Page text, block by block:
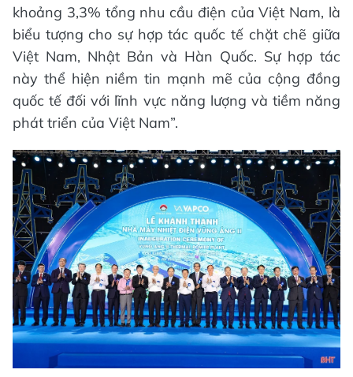
khoảng 3,3% tổng nhu cầu điện của Việt Nam, là
biểu tượng cho sự hợp tác quốc tế chặt chẽ giữa
Việt Nam, Nhật Bản và Hàn Quốc. Sự hợp tác
này thể hiện niềm tin mạnh mẽ của cộng đồng
quốc tế đối với lĩnh vực năng lượng và tiềm năng
phát triển của Việt Nam”.